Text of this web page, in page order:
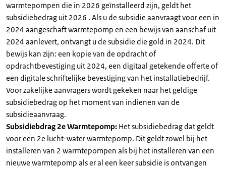
warmtepompen die in 2026 geïnstalleerd zijn, geldt het
subsidiebedrag uit 2026 . Als u de subsidie aanvraagt voor een in
2024 aangeschaft warmtepomp en een bewijs van aanschaf uit
2024 aanlevert, ontvangt u de subsidie die gold in 2024. Dit
bewijs kan zijn: een kopie van de opdracht of
opdrachtbevestiging uit 2024, een digitaal getekende offerte of
een digitale schriftelijke bevestiging van het installatiebedrijf.
Voor zakelijke aanvragers wordt gekeken naar het geldige
subsidiebedrag op het moment van indienen van de
subsidieaanvraag.
Subsidiebdrag 2e Warmtepomp: Het subsidiebedrag dat geldt
voor een 2e lucht-water warmtepomp. Dit geldt zowel bij het
installeren van 2 warmtepompen als bij het installeren van een
nieuwe warmtepomp als er al een keer subsidie is ontvangen